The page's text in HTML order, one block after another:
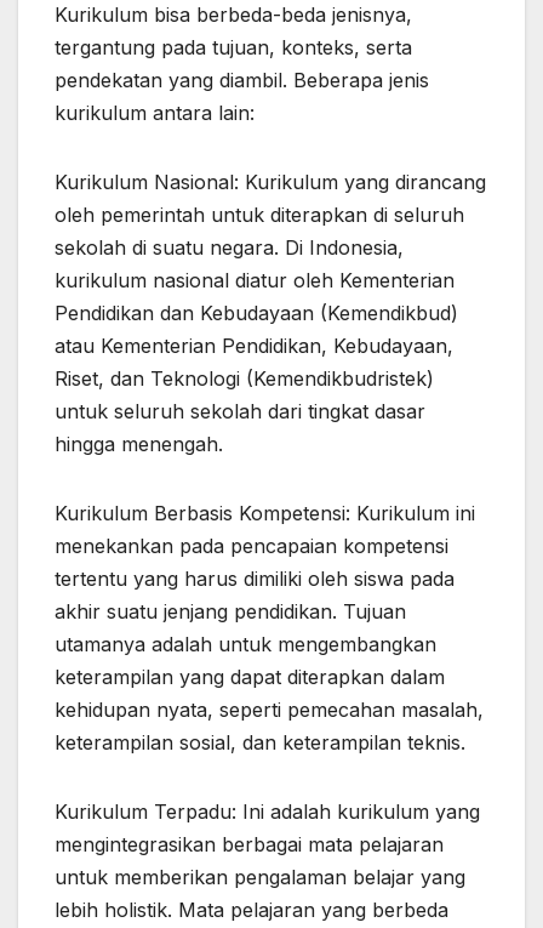
Kurikulum bisa berbeda-beda jenisnya,
tergantung pada tujuan, konteks, serta
pendekatan yang diambil. Beberapa jenis
kurikulum antara lain:
Kurikulum Nasional: Kurikulum yang dirancang
oleh pemerintah untuk diterapkan di seluruh
sekolah di suatu negara. Di Indonesia,
kurikulum nasional diatur oleh Kementerian
Pendidikan dan Kebudayaan (Kemendikbud)
atau Kementerian Pendidikan, Kebudayaan,
Riset, dan Teknologi (Kemendikbudristek)
untuk seluruh sekolah dari tingkat dasar
hingga menengah.
Kurikulum Berbasis Kompetensi: Kurikulum ini
menekankan pada pencapaian kompetensi
tertentu yang harus dimiliki oleh siswa pada
akhir suatu jenjang pendidikan. Tujuan
utamanya adalah untuk mengembangkan
keterampilan yang dapat diterapkan dalam
kehidupan nyata, seperti pemecahan masalah,
keterampilan sosial, dan keterampilan teknis.
Kurikulum Terpadu: Ini adalah kurikulum yang
mengintegrasikan berbagai mata pelajaran
untuk memberikan pengalaman belajar yang
lebih holistik. Mata pelajaran yang berbeda